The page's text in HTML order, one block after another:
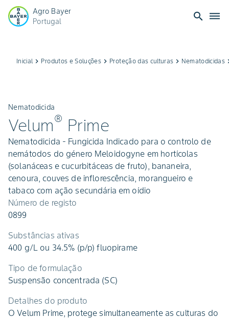
Agro Bayer
Portugal
search dehaze
Inicial keyboard_arrow_right Produtos e Soluções keyboard_arrow_right Proteção das culturas keyboard_arrow_right Nematodicidas
Nematodicida
Velum® Prime
Nematodicida - Fungicida Indicado para o controlo de
nemátodos do género Meloidogyne em hortícolas
(solanáceas e cucurbitáceas de fruto), bananeira,
cenoura, couves de inflorescência, morangueiro e
tabaco com ação secundária em oídio
Número de registo
0899
Substâncias ativas
400 g/L ou 34.5% (p/p) fluopirame
Tipo de formulação
Suspensão concentrada (SC)
Detalhes do produto
O Velum Prime, protege simultaneamente as culturas do